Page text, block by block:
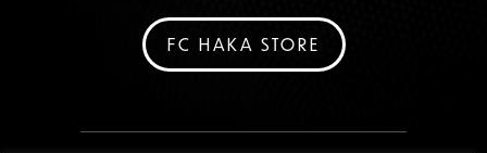
FC HAKA STORE